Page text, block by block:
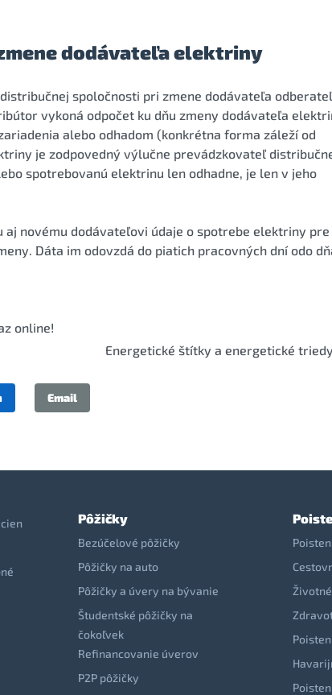
dodávateľa elektriny
spoločnosti pri zmene dodávateľa odberateľ
vykoná odpočet ku dňu zmeny dodávateľa
alebo odhadom (konkrétna forma záleží od
je zodpovedný výlučne prevádzkovateľ
spotrebovanú elektrinu len odhadne, je len v jeho
novému dodávateľovi údaje o spotrebe elektriny pre
Dáta im odovzdá do piatich pracovných dní odo
online!
Energetické štítky a energetické triedy
Email
Pôžičky
Bezúčelové pôžičky
Pôžičky na auto
Pôžičky a úvery na bývanie
Študentské pôžičky na
čokoľvek
Refinancovanie úverov
P2P pôžičky